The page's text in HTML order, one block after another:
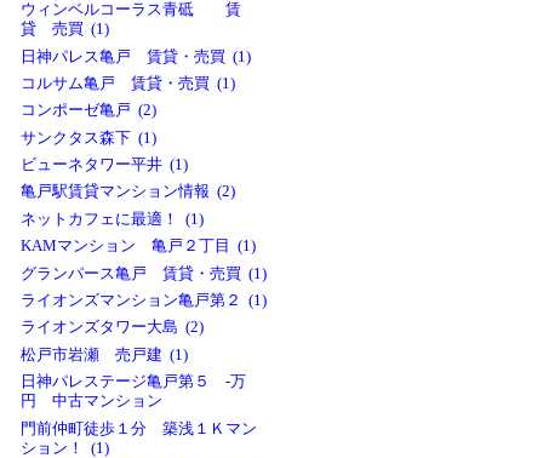
ウィンベルコーラス青砥 賃
貸 売買 (1)
日神パレス亀戸 賃貸・売買 (1)
コルサム亀戸 賃貸・売買 (1)
コンポーゼ亀戸 (2)
サンクタス森下 (1)
ビューネタワー平井 (1)
亀戸駅賃貸マンション情報 (2)
ネットカフェに最適！ (1)
KAMマンション 亀戸２丁目 (1)
グランパース亀戸 賃貸・売買 (1)
ライオンズマンション亀戸第２ (1)
ライオンズタワー大島 (2)
松戸市岩瀬 売戸建 (1)
日神パレステージ亀戸第５ -万
円 中古マンション
門前仲町徒歩１分 築浅１Ｋマン
ション！ (1)